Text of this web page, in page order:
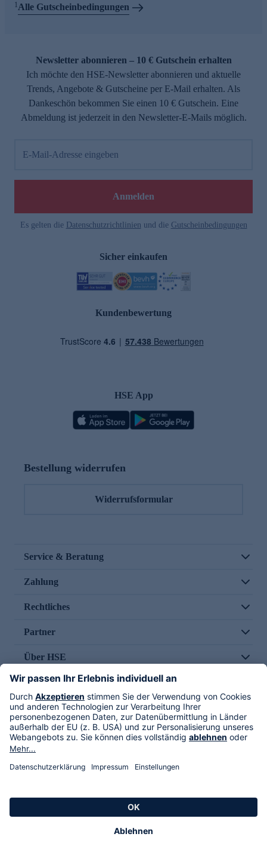
1Alle Gutscheinbedingungen
Newsletter abonnieren – 10 € Gutschein erhalten
Ich möchte den HSE-Newsletter abonnieren und aktuelle
Trends, Angebote & Gutscheine per E-Mail erhalten. Als
Dankeschön bekommen Sie einen 10 € Gutschein. Eine
Abmeldung ist jederzeit in den Newsletter-E-Mails möglich.
E-Mail-Adresse eingeben
Anmelden
Es gelten die Datenschutzrichtlinien und die Gutscheinbedingungen
Sicher einkaufen
Kundenbewertung
HSE App
Bestellung widerrufen
Widerrufsformular
Service & Beratung
Zahlung
Rechtliches
Partner
Über HSE
Im TV
HSE International